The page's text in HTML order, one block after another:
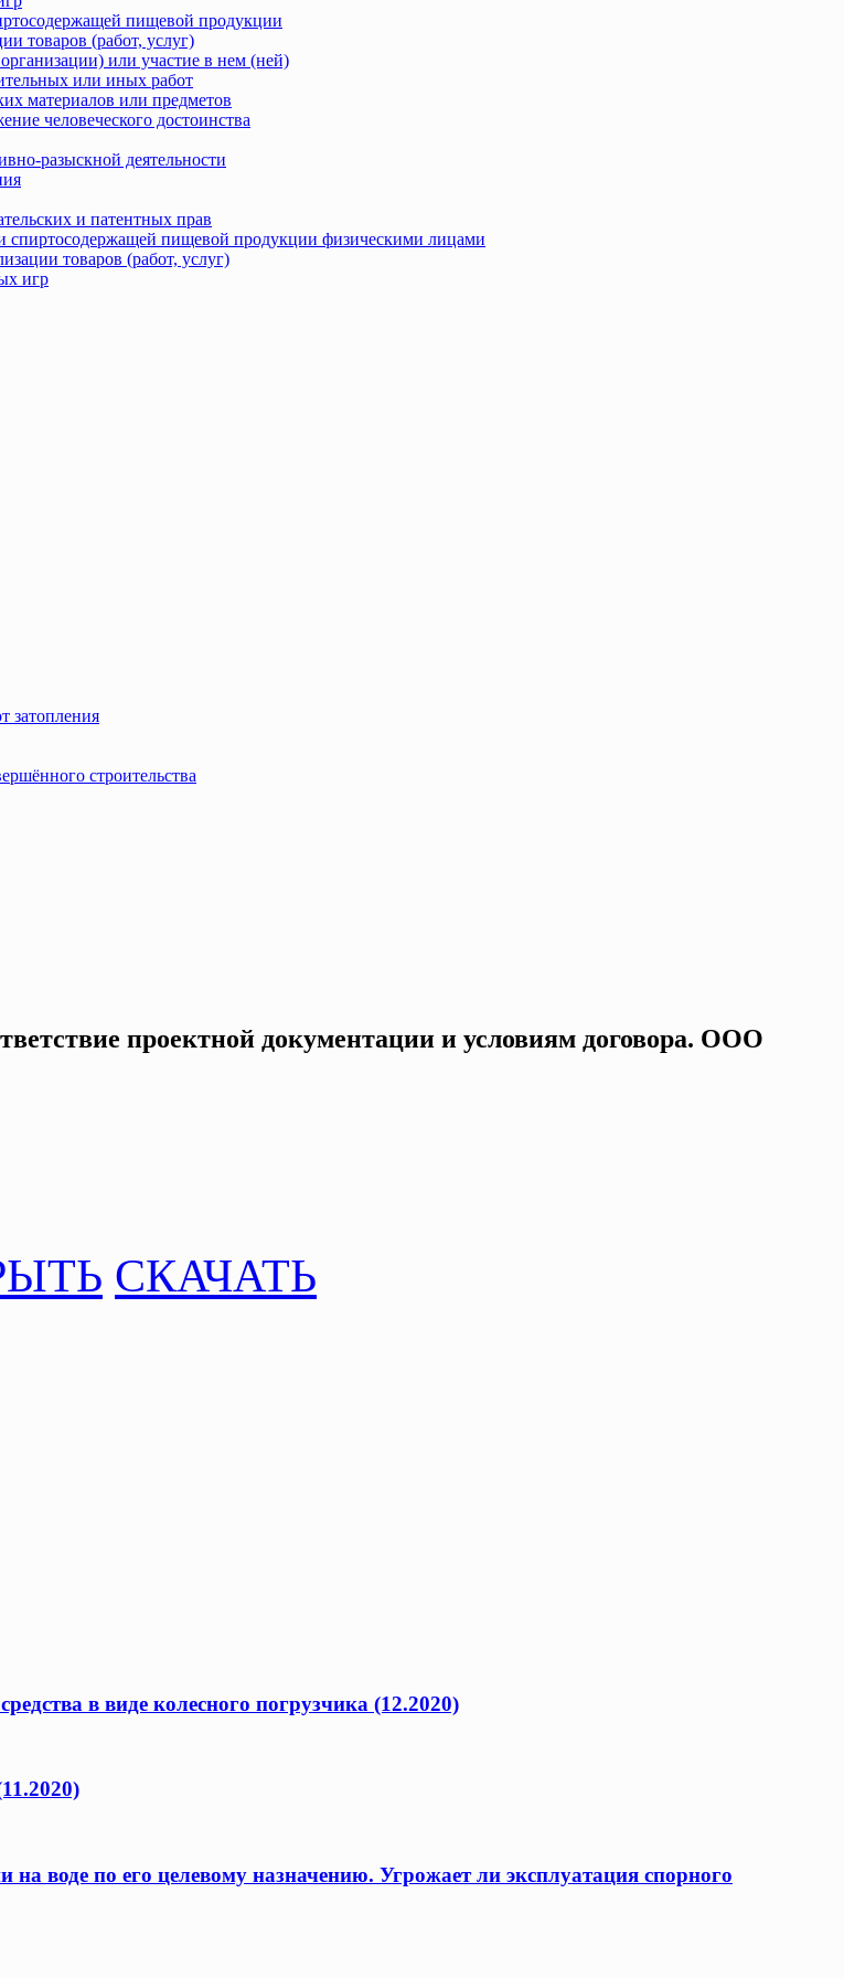
пищевой продукции
товаров (работ, услуг)
или участие в нем (ней)
или иных работ
материалов или предметов
человеческого достоинства
разыскной деятельности
и патентных прав
спиртосодержащей пищевой продукции физическими лицами
товаров (работ, услуг)
игр
затопления
строительства
проектной документации и условиям договора. ООО
СКАЧАТЬ
в виде колесного погрузчика (12.2020)
воде по его целевому назначению. Угрожает ли эксплуатация спорного